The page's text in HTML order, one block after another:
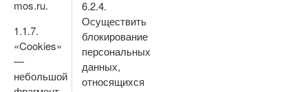
mos.ru.
1.1.7.
«Cookies»
—
небольшой
6.2.4.
Осуществить
блокирование
персональных
данных,
относящихся